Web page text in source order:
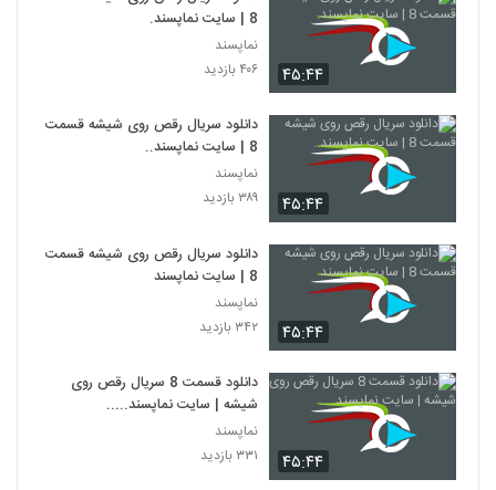
۴۵:۴۴
8 | سایت نماپسند.
نماپسند
۴۰۶ بازدید
۴۵:۴۴
دانلود سریال رقص روی شیشه قسمت
8 | سایت نماپسند..
نماپسند
۳۸۹ بازدید
۴۵:۴۴
دانلود سریال رقص روی شیشه قسمت
8 | سایت نماپسند
نماپسند
۳۴۲ بازدید
۴۵:۴۴
دانلود قسمت 8 سریال رقص روی
شیشه | سایت نماپسند.....
نماپسند
۳۳۱ بازدید